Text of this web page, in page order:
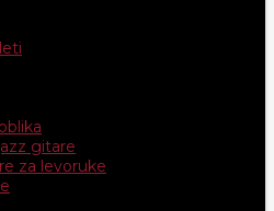
gitare
za levoruke